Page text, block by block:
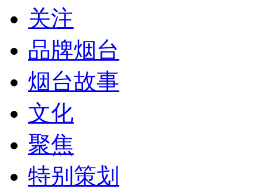
关注
品牌烟台
烟台故事
文化
聚焦
特别策划